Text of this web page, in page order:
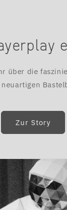
über die
Zur Story